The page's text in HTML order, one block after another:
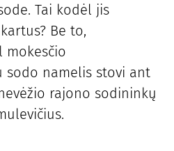
Tai kodėl jis
Be to,
mokesčio
sodo namelis stovi ant
rajono sodininkų